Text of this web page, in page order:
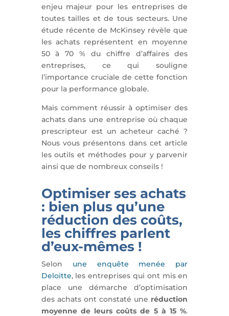
enjeu majeur pour les entreprises de
toutes tailles et de tous secteurs. Une
étude récente de McKinsey révèle que
les achats représentent en moyenne
50 à 70 % du chiffre d’affaires des
entreprises, ce qui souligne
l’importance cruciale de cette fonction
pour la performance globale.
Mais comment réussir à optimiser des
achats dans une entreprise où chaque
prescripteur est un acheteur caché ?
Nous vous présentons dans cet article
les outils et méthodes pour y parvenir
ainsi que de nombreux conseils !
Optimiser ses achats
: bien plus qu’une
réduction des coûts,
les chiffres parlent
d’eux-mêmes !
Selon une enquête menée par
Deloitte, les entreprises qui ont mis en
place une démarche d’optimisation
des achats ont constaté une réduction
moyenne de leurs coûts de 5 à 15 %.